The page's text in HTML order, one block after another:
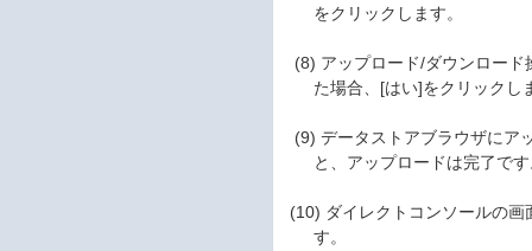
をクリックします。
(8) アップロード/ダウンロー
た場合、[はい]をクリックし
(9) データストアブラウザにア
と、アップロードは完了です
(10) ダイレクトコンソールの
す。